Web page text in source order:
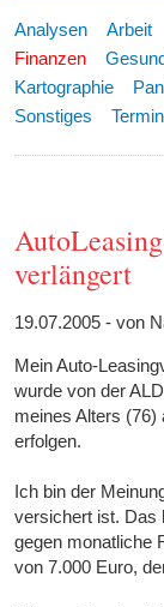
Analysen Arbeit
Finanzen
Kartographie
Sonstiges
verlängert
19.07.2005 - von
Mein Auto-
wurde von der
meines Alters (76)
erfolgen.
Ich bin der
versichert ist. Das
gegen monatliche
von 7.000 Euro,